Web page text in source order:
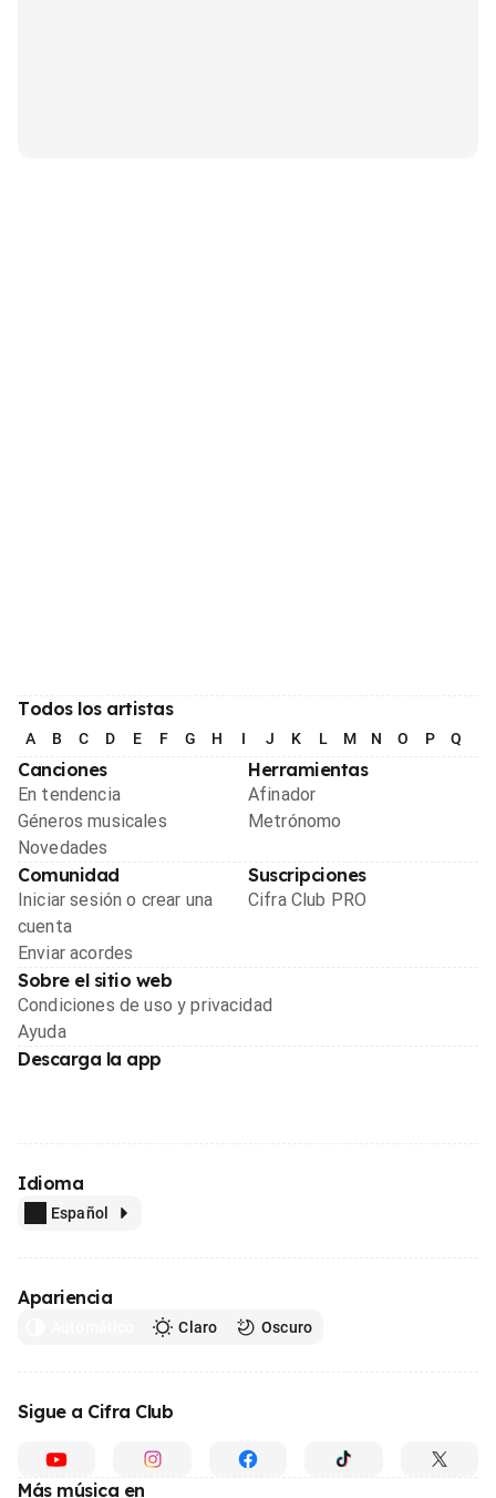
Todos los artistas
A B C D E F G H I J K L M N O P Q
Canciones
En tendencia
Géneros musicales
Novedades
Herramientas
Afinador
Metrónomo
Comunidad
Iniciar sesión o crear una
cuenta
Enviar acordes
Suscripciones
Cifra Club PRO
Sobre el sitio web
Condiciones de uso y privacidad
Ayuda
Descarga la app
Idioma
Español
Apariencia
Claro Oscuro
Sigue a Cifra Club
Más música en